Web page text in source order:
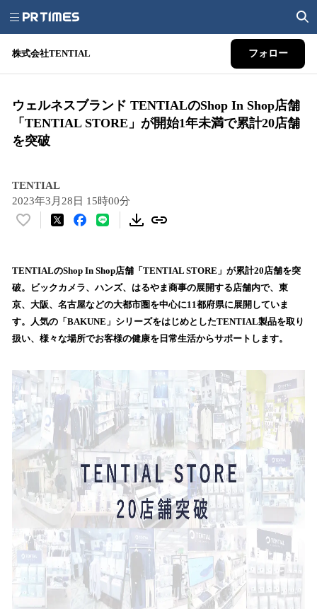
株式会社TENTIAL フォロー
ウェルネスブランド TENTIALのShop In Shop店舗
「TENTIAL STORE」が開始1年未満で累計20店舗
を突破
TENTIAL
2023年3月28日 15時00分
い
！
数
を
読
込
中
で
す
TENTIALのShop In Shop店舗「TENTIAL STORE」が累計20店舗を突
破。ビックカメラ、ハンズ、はるやま商事の展開する店舗内で、東
京、大阪、名古屋などの大都市圏を中心に11都府県に展開していま
す。人気の「BAKUNE」シリーズをはじめとしたTENTIAL製品を取り
扱い、様々な場所でお客様の健康を日常生活からサポートします。